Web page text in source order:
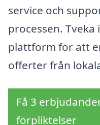
service och
processen.
plattform för att
offerter från
Få 3
förpliktelser